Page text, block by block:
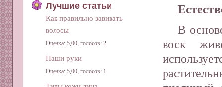
В
воск
Лучшие статьи
Как правильно завивать
волосы
Оценка: 5,00, голосов: 2
Наши руки
Оценка: 5,00, голосов: 1